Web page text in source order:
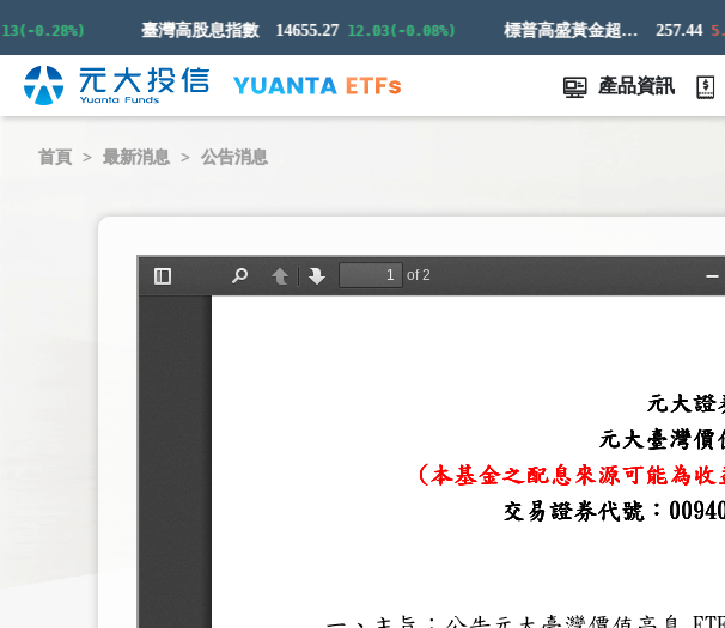
臺灣高股息指數 14655.27 12.03(-0.08%) 標普高盛黃金超額回報指數 257.44
產品資訊
首頁 最新消息 公告消息